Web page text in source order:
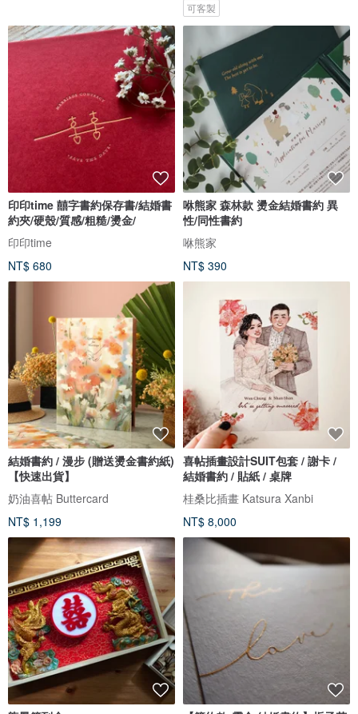
可客製
印印time 囍字書約保存書/結婚書
約夾/硬殼/質感/粗糙/燙金/
印印time
NT$ 680
咻熊家 森林款 燙金結婚書約 異
性/同性書約
咻熊家
NT$ 390
結婚書約 / 漫步 (贈送燙金書約紙)
【快速出貨】
奶油喜帖 Buttercard
NT$ 1,199
喜帖插畫設計SUIT包套 / 謝卡 /
結婚書約 / 貼紙 / 桌牌
桂桑比插畫 Katsura Xanbi
NT$ 8,000